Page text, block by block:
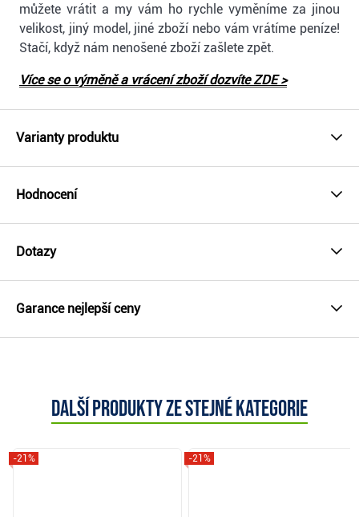
můžete vrátit a my vám ho rychle vyměníme za jinou
velikost, jiný model, jiné zboží nebo vám vrátíme peníze!
Stačí, když nám nenošené zboží zašlete zpět.
Více se o výměně a vrácení zboží dozvíte ZDE >
Varianty produktu
Hodnocení
Dotazy
Garance nejlepší ceny
Další produkty ze stejné kategorie
-21% -21%